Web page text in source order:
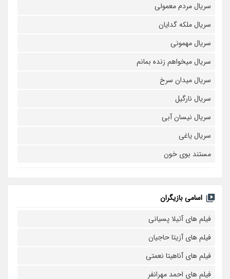
سریال مردم معمولی
سریال ملکه گدایان
سریال مهمونی
سریال میخواهم زنده بمانم
سریال میدان سرخ
سریال نارگیل
سریال نیسان آبی
سریال یاغی
مستند بوی خون
اسامی بازیگران
فیلم های آتیلا پسیانی
فیلم های آزیتا حاجیان
فیلم های آناهیتا نعمتی
فیلم های احمد مهرانفر